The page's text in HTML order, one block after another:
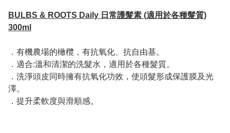
BULBS & ROOTS Daily 日常護髮素 (適用於各種髮質)
300ml
．有機農場的橄欖，有抗氧化、抗自由基。
．適合:溫和清潔的洗髮水，適用於各種髮質。
．洗淨頭皮同時擁有抗氧化功效，使頭髮形成保護膜及光
澤。
．提升柔軟度與滑順感。